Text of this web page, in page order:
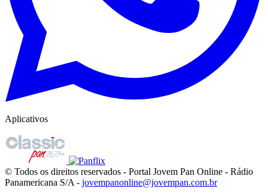
Aplicativos
© Todos os direitos reservados - Portal Jovem Pan Online - Rádio
Panamericana S/A - jovempanonline@jovempan.com.br